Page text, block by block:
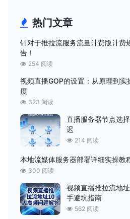
热门文章
针对于推拉流服务流量计费版计费
告！
254 阅读
视频直播GOP的设置：从原理到
度
323 阅读
直播服务器节点选
迟
214 阅读
本地流媒体服务器部署详细实操教
300 阅读
视频直播推拉流地
手避坑指南
562 阅读